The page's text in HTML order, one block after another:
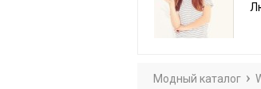
Модный каталог